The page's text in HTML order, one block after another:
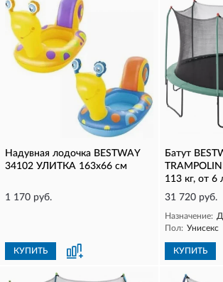
Надувная лодочка BESTWAY
34102 УЛИТКА 163х66 см
1 170 руб.
КУПИТЬ
Батут
113 кг, от 6
31 720 руб.
Назначение:
Пол: Унисекс
КУПИТЬ